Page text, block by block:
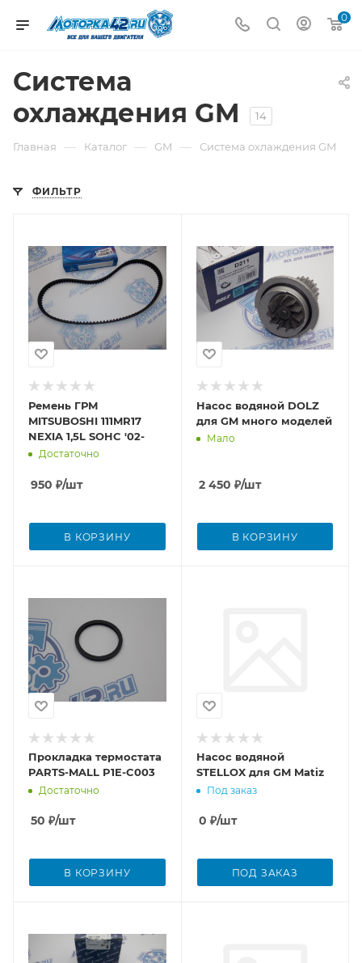
0
Система
охлаждения GM
14
Главная — Каталог — GM — Система охлаждения GM
ФИЛЬТР
Ремень ГРМ
MITSUBOSHI 111MR17
NEXIA 1,5L SOHC '02-
Достаточно
950 ₽/шт
В КОРЗИНУ
Насос водяной DOLZ
для GM много моделей
Мало
2 450 ₽/шт
В КОРЗИНУ
Прокладка термостата
PARTS-MALL P1E-C003
Достаточно
50 ₽/шт
В КОРЗИНУ
Насос водяной
STELLOX для GM Matiz
Под заказ
0 ₽/шт
ПОД ЗАКАЗ